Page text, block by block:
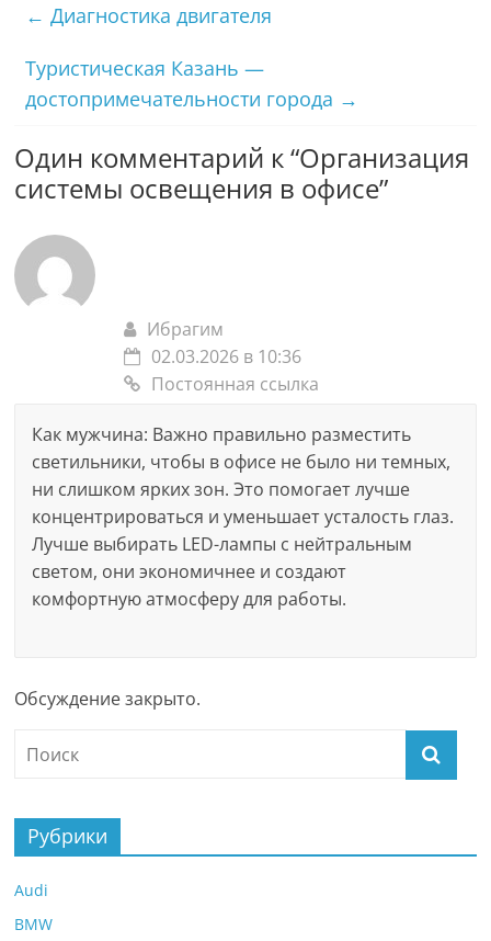
← Диагностика двигателя
Туристическая Казань —
достопримечательности города →
Один комментарий к “Организация
системы освещения в офисе”
Ибрагим
02.03.2026 в 10:36
Постоянная ссылка
Как мужчина: Важно правильно разместить
светильники, чтобы в офисе не было ни темных,
ни слишком ярких зон. Это помогает лучше
концентрироваться и уменьшает усталость глаз.
Лучше выбирать LED-лампы с нейтральным
светом, они экономичнее и создают
комфортную атмосферу для работы.
Обсуждение закрыто.
Рубрики
Audi
BMW